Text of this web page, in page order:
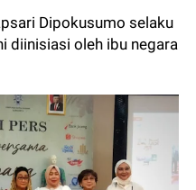
Dipokusumo selaku
diinisiasi oleh ibu negara